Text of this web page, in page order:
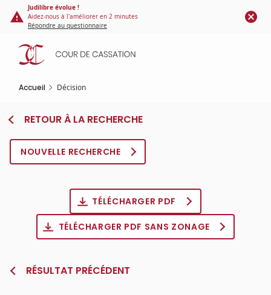
Panneau de gestion des cookies
contenu
principal
Judilibre évolue !
Aidez-nous à l'améliorer en 2 minutes
Répondre au questionnaire
Accueil Décision
RETOUR À LA RECHERCHE
NOUVELLE RECHERCHE
TÉLÉCHARGER PDF
TÉLÉCHARGER PDF SANS ZONAGE
RÉSULTAT PRÉCÉDENT